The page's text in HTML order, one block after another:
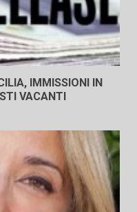
IMMISSIONI IN
VACANTI